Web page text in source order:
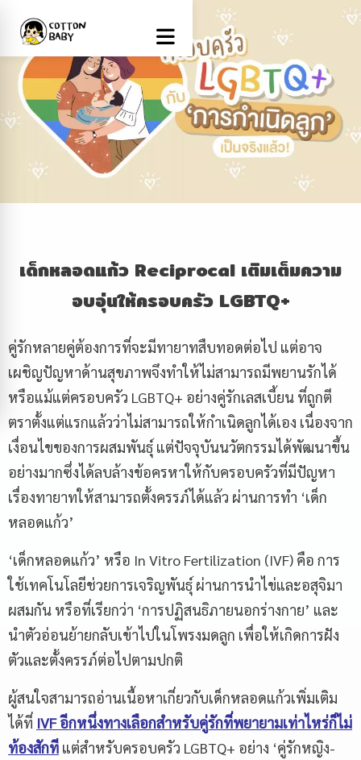
เด็กหลอดแก้ว Reciprocal เติมเต็มความ
อบอุ่นให้ครอบครัว LGBTQ+
คู่รักหลายคู่ต้องการที่จะมีทายาทสืบทอดต่อไป แต่อาจ
เผชิญปัญหาด้านสุขภาพจึงทำให้ไม่สามารถมีพยานรักได้
หรือแม้แต่ครอบครัว LGBTQ+ อย่างคู่รักเลสเบี้ยน ที่ถูกตี
ตราตั้งแต่แรกแล้วว่าไม่สามารถให้กำเนิดลูกได้เอง เนื่องจาก
เงื่อนไขของการผสมพันธุ์ แต่ปัจจุบันนวัตกรรมได้พัฒนาขึ้น
อย่างมากซึ่งได้ลบล้างข้อครหาให้กับครอบครัวที่มีปัญหา
เรื่องทายาทให้สามารถตั้งครรภ์ได้แล้ว ผ่านการทำ ‘เด็ก
หลอดแก้ว’
‘เด็กหลอดแก้ว’ หรือ In Vitro Fertilization (IVF) คือ การ
ใช้เทคโนโลยีช่วยการเจริญพันธุ์ ผ่านการนำไข่และอสุจิมา
ผสมกัน หรือที่เรียกว่า ‘การปฏิสนธิภายนอกร่างกาย’ และ
นำตัวอ่อนย้ายกลับเข้าไปในโพรงมดลูก เพื่อให้เกิดการฝัง
ตัวและตั้งครรภ์ต่อไปตามปกติ
ผู้สนใจสามารถอ่านเนื้อหาเกี่ยวกับเด็กหลอดแก้วเพิ่มเติม
ได้ที่ IVFอีกหนึ่งทางเลือกสำหรับคู่รักที่พยายามเท่าไหร่ก็ไม่
ท้องสักที แต่สำหรับครอบครัว LGBTQ+ อย่าง ‘คู่รักหญิง-